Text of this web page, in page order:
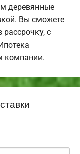
деревянные
Вы сможете
с
компании.